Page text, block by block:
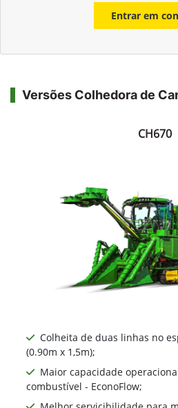
Entrar em
Versões Colhedora de
CH670
Colheita de duas linhas no
(0.90m x 1,5m);
Maior capacidade
combustível - EconoFlow;